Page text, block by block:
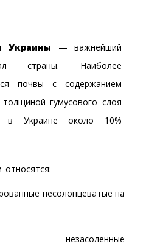
Украины — важнейший
страны. Наиболее
почвы с содержанием
гумусового слоя
Украине около 10%
несолонцеватые на
незасоленные